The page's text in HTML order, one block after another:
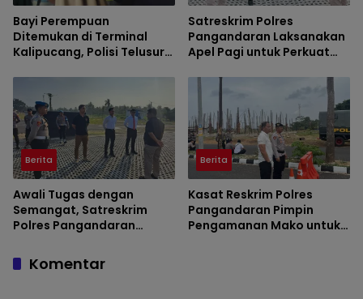
Bayi Perempuan
Ditemukan di Terminal
Kalipucang, Polisi Telusuri
Satreskrim Polres
Pangandaran Laksanakan
Apel Pagi untuk Perkuat
Personel
Berita
Awali Tugas dengan
Semangat, Satreskrim
Polres Pangandaran
Rutin
Berita
Kasat Reskrim Polres
Pangandaran Pimpin
Pengamanan Mako untuk
Komentar